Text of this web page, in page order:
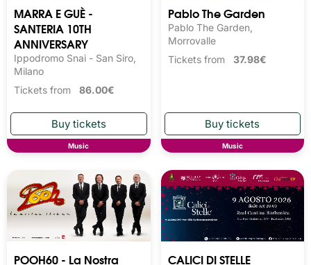
MARRA E GUÈ -
SANTERIA 10TH
ANNIVERSARY
Ippodromo Snai - San Siro,
Milano
Tickets from 86.00€
Music
Pablo The Garden
Pablo The Garden,
Morrovalle
Tickets from 37.98€
Music
POOH60 - La Nostra
CALICI DI STELLE